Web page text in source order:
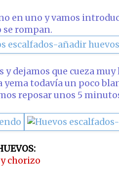
en uno y vamos
se rompan.
y dejamos que cueza
yema todavía un poco
reposar unos 5
chorizo